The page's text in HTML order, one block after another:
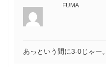
FUMA
あっという間に3-0じゃー。